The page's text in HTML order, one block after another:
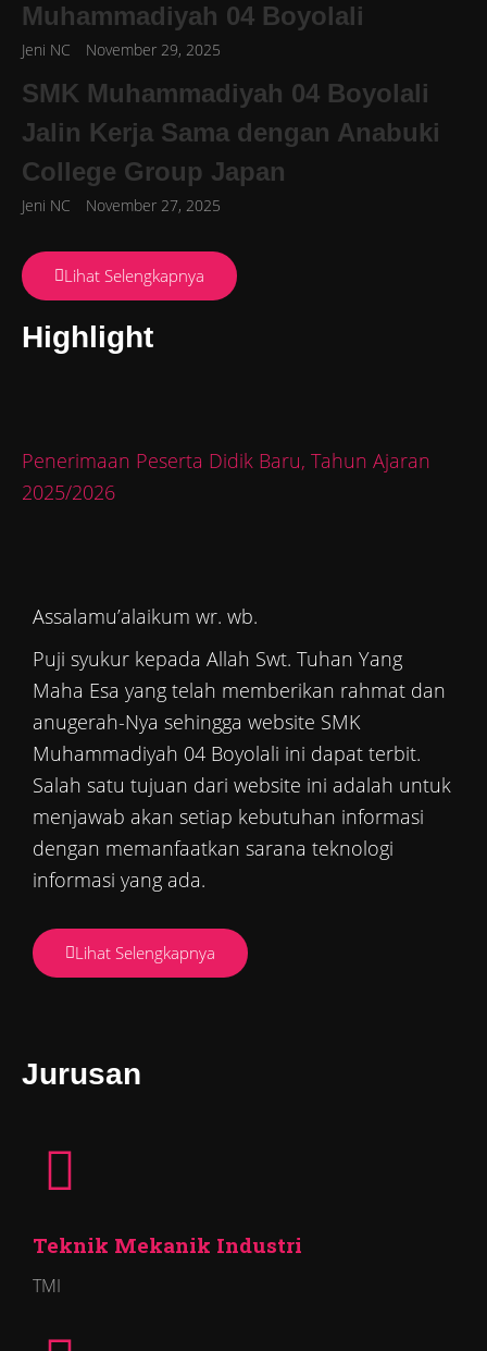
Muhammadiyah 04 Boyolali
Jeni NC November 29, 2025
SMK Muhammadiyah 04 Boyolali
Jalin Kerja Sama dengan Anabuki
College Group Japan
Jeni NC November 27, 2025
Lihat Selengkapnya
Highlight
Penerimaan Peserta Didik Baru, Tahun Ajaran
2025/2026
Assalamu’alaikum wr. wb.
Puji syukur kepada Allah Swt. Tuhan Yang
Maha Esa yang telah memberikan rahmat dan
anugerah-Nya sehingga website SMK
Muhammadiyah 04 Boyolali ini dapat terbit.
Salah satu tujuan dari website ini adalah untuk
menjawab akan setiap kebutuhan informasi
dengan memanfaatkan sarana teknologi
informasi yang ada.
Lihat Selengkapnya
Jurusan
Teknik Mekanik Industri
TMI